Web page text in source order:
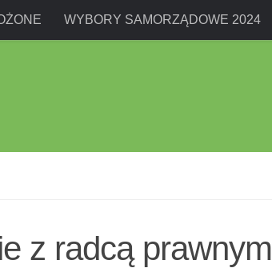
WYBORY SAMORZĄDOWE 2024
z radcą prawnym